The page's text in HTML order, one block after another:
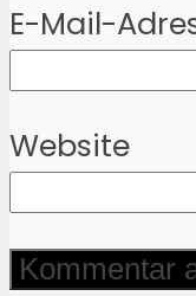
E-Mail-
Website